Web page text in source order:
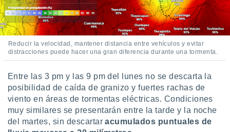
este sitio
IP
de
posible
traten tus
interés
a lo que
Para
su
u
Reducir la velocidad, mantener distancia entre vehículos y evitar
distracciones puede hacer una gran diferencia durante una tormenta.
Entre las 3 pm y las 9 pm del lunes no se descarta la
posibilidad de caída de granizo y fuertes rachas de
viento en áreas de tormentas eléctricas. Condiciones
muy similares se presentarán entre la tarde y la noche
del martes, sin descartaracumulados puntuales de